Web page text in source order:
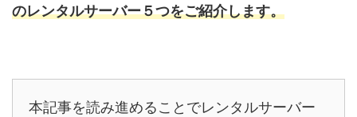
のレンタルサーバー５つをご紹介します。
本記事を読み進めることでレンタルサーバー